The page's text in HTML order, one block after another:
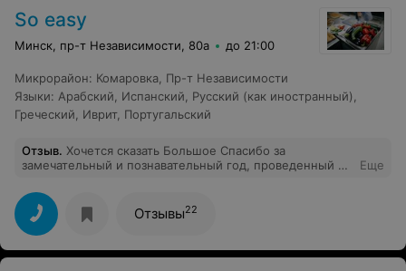
So easy
Минск, пр-т Независимости, 80а до 21:00
Микрорайон: Комаровка Пр-т Независимости
Языки: Арабский Испанский Русский (как иностранный)
Греческий
Иврит, Португальский
Отзыв. Хочется сказать Большое Спасибо за
замечательный и познавательный год, проведенный в
греческого языка с сентября 2016 по июнь 2017 года.
Несмотря на сложность изучения, каждое занятие
было наполнено позитивом и положительными
эмоциями. Ни один студент не останется без
внимания, ни одна тема не останется непонятой!
Еще
Отзывы22